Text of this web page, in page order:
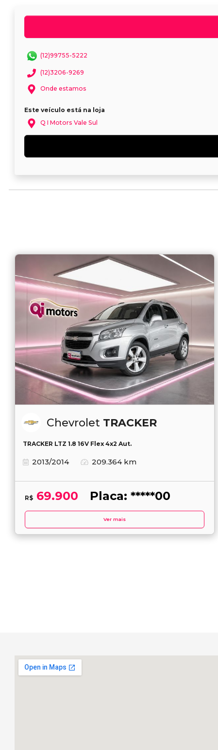
(12)99755-5222
(12)3206-9269
Onde estamos
Este veículo está na loja
Q I Motors Vale Sul
Chevrolet TRACKER
TRACKER LTZ 1.8 16V Flex 4x2 Aut.
2013/2014 209.364 km
R$ 69.900 Placa: *****00
Ver mais